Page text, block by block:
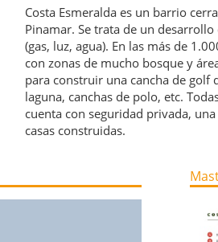
Costa Esmeralda es un barrio
Pinamar. Se trata de un
(gas, luz, agua). En las más de
con zonas de mucho bosque y
para construir una cancha de golf
laguna, canchas de polo, etc.
cuenta con seguridad privada,
casas construidas.